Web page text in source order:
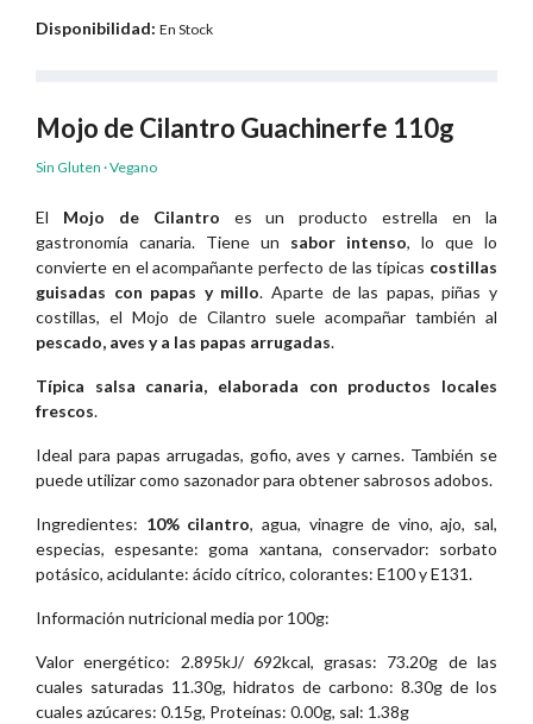
Disponibilidad: En Stock
Mojo de Cilantro Guachinerfe 110g
Sin Gluten · Vegano
El Mojo de Cilantro es un producto estrella en la
gastronomía canaria. Tiene un sabor intenso, lo que lo
convierte en el acompañante perfecto de las típicas costillas
guisadas con papas y millo. Aparte de las papas, piñas y
costillas, el Mojo de Cilantro suele acompañar también al
pescado, aves y a las papas arrugadas.
Típica salsa canaria, elaborada con productos locales
frescos.
Ideal para papas arrugadas, gofio, aves y carnes. También se
puede utilizar como sazonador para obtener sabrosos adobos.
Ingredientes: 10% cilantro, agua, vinagre de vino, ajo, sal,
especias, espesante: goma xantana, conservador: sorbato
potásico, acidulante: ácido cítrico, colorantes: E100 y E131.
Información nutricional media por 100g:
Valor energético: 2.895kJ/ 692kcal, grasas: 73.20g de las
cuales saturadas 11.30g, hidratos de carbono: 8.30g de los
cuales azúcares: 0.15g, Proteínas: 0.00g, sal: 1.38g